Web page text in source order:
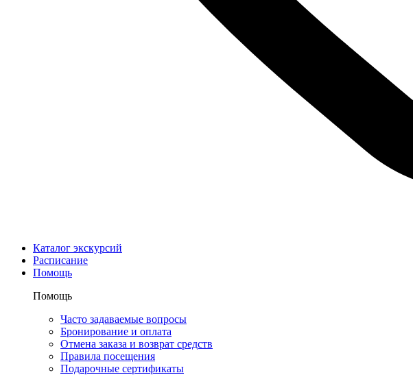
Каталог экскурсий
Расписание
Помощь
Помощь
Часто задаваемые вопросы
Бронирование и оплата
Отмена заказа и возврат средств
Правила посещения
Подарочные сертификаты